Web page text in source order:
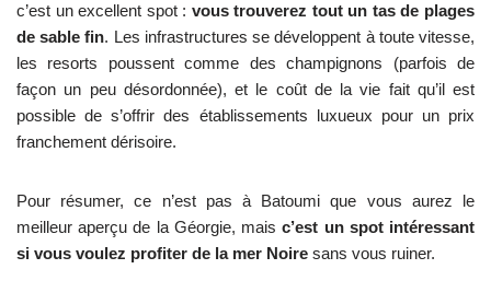
c’est un excellent spot : vous trouverez tout un tas de plages
de sable fin. Les infrastructures se développent à toute vitesse,
les resorts poussent comme des champignons (parfois de
façon un peu désordonnée), et le coût de la vie fait qu’il est
possible de s’offrir des établissements luxueux pour un prix
franchement dérisoire.
Pour résumer, ce n’est pas à Batoumi que vous aurez le
meilleur aperçu de la Géorgie, mais c’est un spot intéressant
si vous voulez profiter de la mer Noire sans vous ruiner.